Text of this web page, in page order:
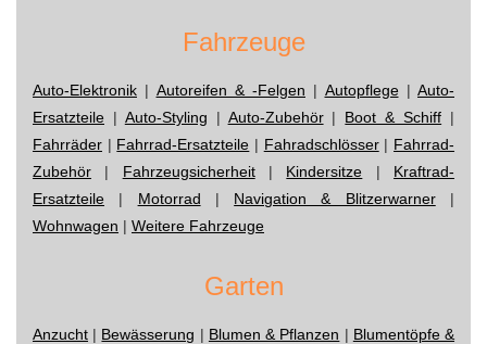
Fahrzeuge
Auto-Elektronik | Autoreifen & -Felgen | Autopflege| Auto-
Ersatzteile | Auto-Styling | Auto-Zubehör| Boot & Schiff |
Fahrräder | Fahrrad-Ersatzteile | Fahradschlösser| Fahrrad-
Zubehör | Fahrzeugsicherheit| Kindersitze | Kraftrad-
Ersatzteile | Motorrad | Navigation & Blitzerwarner|
Wohnwagen | Weitere Fahrzeuge
Garten
Anzucht | Bewässerung | Blumen & Pflanzen | Blumentöpfe &